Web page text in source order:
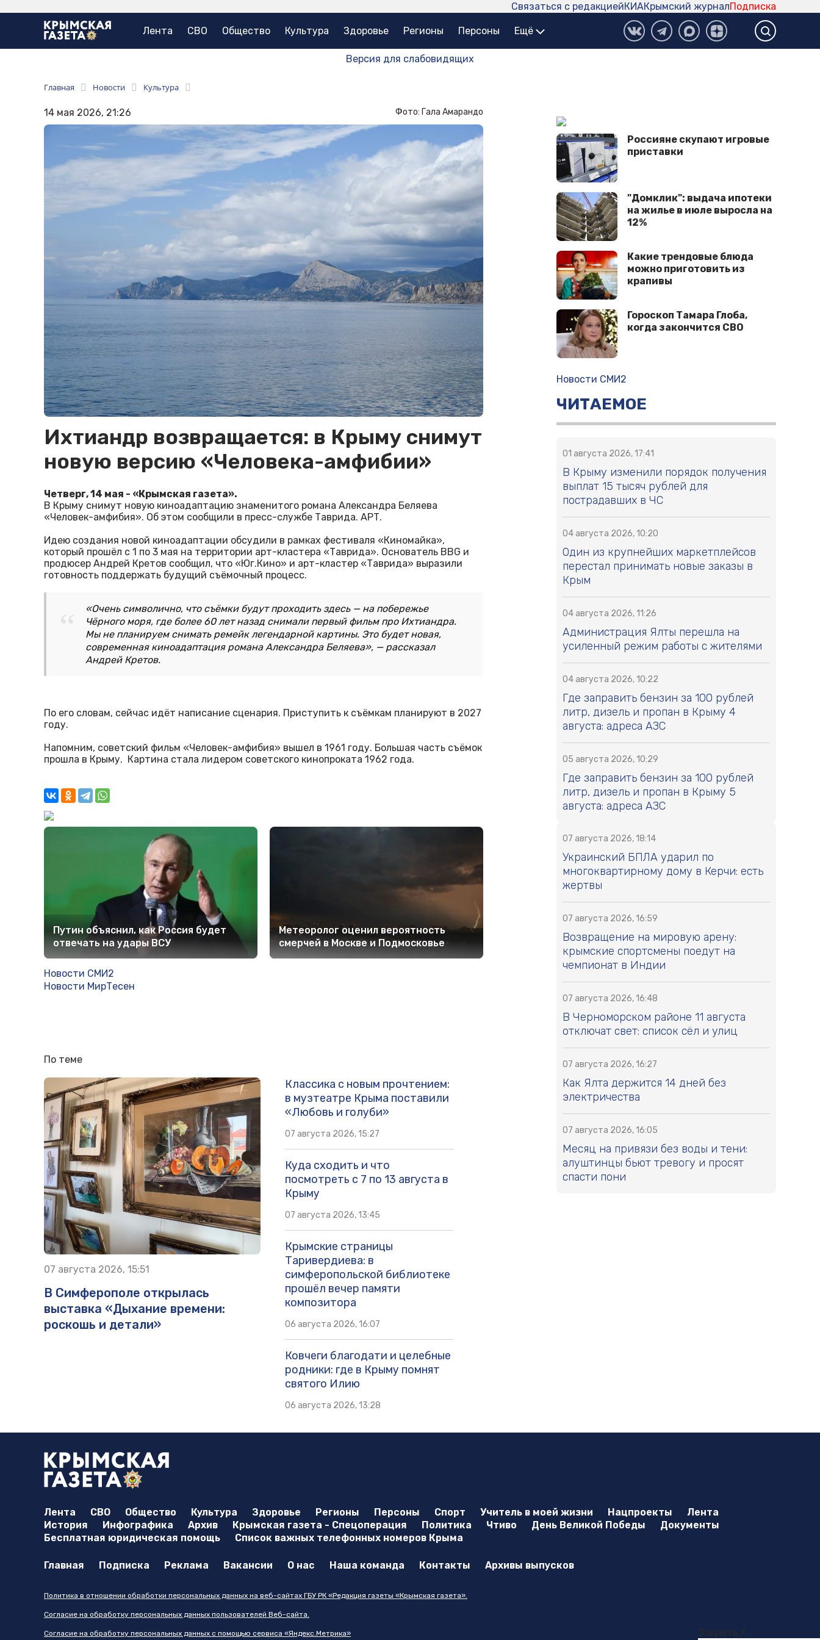
Подписка
Крымский журнал
КИА
Связаться с редакцией
Лента СВО Общество Культура Здоровье Регионы Персоны Ещё
Версия для слабовидящих
Главная Новости Культура
14 мая 2026, 21:26 Фото: Гала Амарандо
Ихтиандр возвращается: в Крыму снимут
новую версию «Человека-амфибии»
Четверг, 14 мая - «Крымская газета».
В Крыму снимут новую киноадаптацию знаменитого романа Александра Беляева
«Человек-амфибия». Об этом сообщили в пресс-службе Таврида. АРТ.
Идею создания новой киноадаптации обсудили в рамках фестиваля «Киномайка»,
который прошёл с 1 по 3 мая на территории арт-кластера «Таврида». Основатель BBG и
продюсер Андрей Кретов сообщил, что «Юг.Кино» и арт-кластер «Таврида» выразили
готовность поддержать будущий съёмочный процесс.
«Очень символично, что съёмки будут проходить здесь — на побережье
Чёрного моря, где более 60 лет назад снимали первый фильм про Ихтиандра.
Мы не планируем снимать ремейк легендарной картины. Это будет новая,
современная киноадаптация романа Александра Беляева», — рассказал
Андрей Кретов.
По его словам, сейчас идёт написание сценария. Приступить к съёмкам планируют в 2027
году.
Напомним, советский фильм «Человек-амфибия» вышел в 1961 году. Большая часть съёмок
прошла в Крыму. Картина стала лидером советского кинопроката 1962 года.
Путин объяснил, как Россия будет
отвечать на удары ВСУ
Метеоролог оценил вероятность
смерчей в Москве и Подмосковье
Новости СМИ2
Новости МирТесен
По теме
07 августа 2026, 15:51
В Симферополе открылась
выставка «Дыхание времени:
роскошь и детали»
Классика с новым прочтением:
в музтеатре Крыма поставили
«Любовь и голуби»
07 августа 2026, 15:27
Куда сходить и что
посмотреть с 7 по 13 августа в
Крыму
07 августа 2026, 13:45
Крымские страницы
Таривердиева: в
симферопольской библиотеке
прошёл вечер памяти
композитора
06 августа 2026, 16:07
Ковчеги благодати и целебные
родники: где в Крыму помнят
святого Илию
06 августа 2026, 13:28
Россияне скупают игровые
приставки
"Домклик": выдача ипотеки
на жилье в июле выросла на
12%
Какие трендовые блюда
можно приготовить из
крапивы
Гороскоп Тамара Глоба,
когда закончится СВО
Новости СМИ2
ЧИТАЕМОЕ
01 августа 2026, 17:41
В Крыму изменили порядок получения
выплат 15 тысяч рублей для
пострадавших в ЧС
04 августа 2026, 10:20
Один из крупнейших маркетплейсов
перестал принимать новые заказы в
Крым
04 августа 2026, 11:26
Администрация Ялты перешла на
усиленный режим работы с жителями
04 августа 2026, 10:22
Где заправить бензин за 100 рублей
литр, дизель и пропан в Крыму 4
августа: адреса АЗС
05 августа 2026, 10:29
Где заправить бензин за 100 рублей
литр, дизель и пропан в Крыму 5
августа: адреса АЗС
07 августа 2026, 18:14
Украинский БПЛА ударил по
многоквартирному дому в Керчи: есть
жертвы
07 августа 2026, 16:59
Возвращение на мировую арену:
крымские спортсмены поедут на
чемпионат в Индии
07 августа 2026, 16:48
В Черноморском районе 11 августа
отключат свет: список сёл и улиц
07 августа 2026, 16:27
Как Ялта держится 14 дней без
электричества
07 августа 2026, 16:05
Месяц на привязи без воды и тени:
алуштинцы бьют тревогу и просят
спасти пони
Закрыть X
Лента СВО Общество Культура Здоровье Регионы Персоны Спорт Учитель в моей жизни Нацпроекты
Лента
История
Инфографика Архив Крымская газета - Спецоперация Политика Чтиво День Великой Победы
Документы
Бесплатная юридическая помощь
Список важных телефонных номеров Крыма
Главная Подписка Реклама Вакансии О нас Наша команда Контакты Архивы выпусков
Политика в отношении обработки персональных данных на веб-сайтах ГБУ РК «Редакция газеты «Крымская газета».
Согласие на обработку персональных данных пользователей Веб-сайта.
Согласие на обработку персональных данных с помощью сервиса «Яндекс.Метрика»